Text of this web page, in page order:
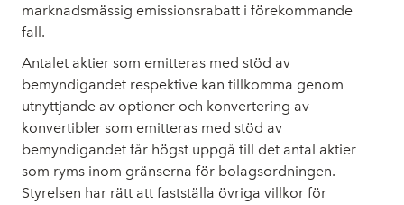
marknadsmässig emissionsrabatt i förekommande
fall.
Antalet aktier som emitteras med stöd av
bemyndigandet respektive kan tillkomma genom
utnyttjande av optioner och konvertering av
konvertibler som emitteras med stöd av
bemyndigandet får högst uppgå till det antal aktier
som ryms inom gränserna för bolagsordningen.
Styrelsen har rätt att fastställa övriga villkor för